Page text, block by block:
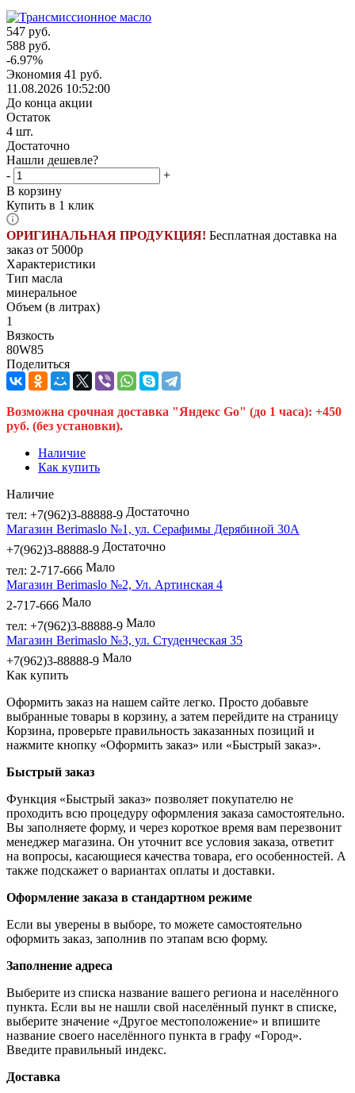
547 руб.
588 руб.
-6.97%
Экономия 41 руб.
11.08.2026 10:52:00
До конца акции
Остаток
4 шт.
Достаточно
Нашли дешевле?
-
+
В корзину
Купить в 1 клик
ОРИГИНАЛЬНАЯ ПРОДУКЦИЯ! Бесплатная доставка на
заказ от 5000р
Характеристики
Тип масла
минеральное
Объем (в литрах)
1
Вязкость
80W85
Поделиться
Возможна срочная доставка "Яндекс Go" (до 1 часа): +450
руб. (без установки).
Наличие
Как купить
Наличие
тел: +7(962)3-88888-9 Достаточно
Магазин Berimaslo №1, ул. Серафимы Дерябиной 30А
+7(962)3-88888-9 Достаточно
тел: 2-717-666 Мало
Магазин Berimaslo №2, Ул. Артинская 4
2-717-666 Мало
тел: +7(962)3-88888-9 Мало
Магазин Berimaslo №3, ул. Студенческая 35
+7(962)3-88888-9 Мало
Как купить
Оформить заказ на нашем сайте легко. Просто добавьте
выбранные товары в корзину, а затем перейдите на страницу
Корзина, проверьте правильность заказанных позиций и
нажмите кнопку «Оформить заказ» или «Быстрый заказ».
Быстрый заказ
Функция «Быстрый заказ» позволяет покупателю не
проходить всю процедуру оформления заказа самостоятельно.
Вы заполняете форму, и через короткое время вам перезвонит
менеджер магазина. Он уточнит все условия заказа, ответит
на вопросы, касающиеся качества товара, его особенностей. А
также подскажет о вариантах оплаты и доставки.
Оформление заказа в стандартном режиме
Если вы уверены в выборе, то можете самостоятельно
оформить заказ, заполнив по этапам всю форму.
Заполнение адреса
Выберите из списка название вашего региона и населённого
пункта. Если вы не нашли свой населённый пункт в списке,
выберите значение «Другое местоположение» и впишите
название своего населённого пункта в графу «Город».
Введите правильный индекс.
Доставка